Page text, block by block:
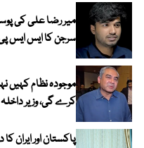
میر رضا علی کی
سرجن کا ایس ایس
موجودہ نظام کہیں
کرے گی، وزیر داخلہ